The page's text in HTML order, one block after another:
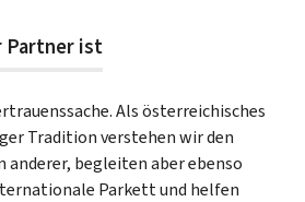
Partner ist
Als österreichisches
Tradition verstehen wir den
anderer, begleiten aber ebenso
Parkett und helfen